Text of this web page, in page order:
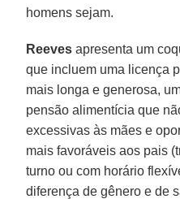
homens sejam.
Reeves apresenta um
que incluem uma licença
mais longa e generosa,
pensão alimentícia que
excessivas às mães e
mais favoráveis aos pais
turno ou com horário
diferença de gênero e de